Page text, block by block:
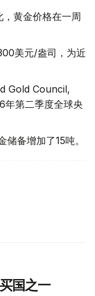
黄金价格在一周
美元/盎司，为近
Gold Council,
年第二季度全球央
备增加了15吨。
国之一